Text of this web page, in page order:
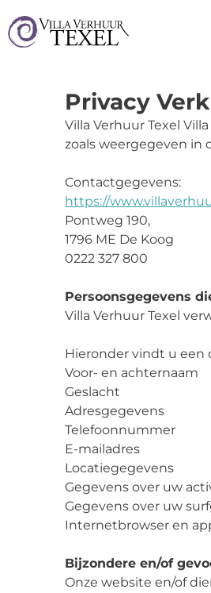
Privacy
Villa Verhuur Texel
zoals weergegeven in
Contactgegevens:
https://
Pontweg 190,
1796 ME De Koog
0222 327 800
Persoonsgegevens
Villa Verhuur Texel
Hieronder vindt u een
Voor- en achternaam
Geslacht
Adresgegevens
Telefoonnummer
E-mailadres
Locatiegegevens
Gegevens over uw
Gegevens over uw
Internetbrowser en
Bijzondere en/of
Onze website en/of